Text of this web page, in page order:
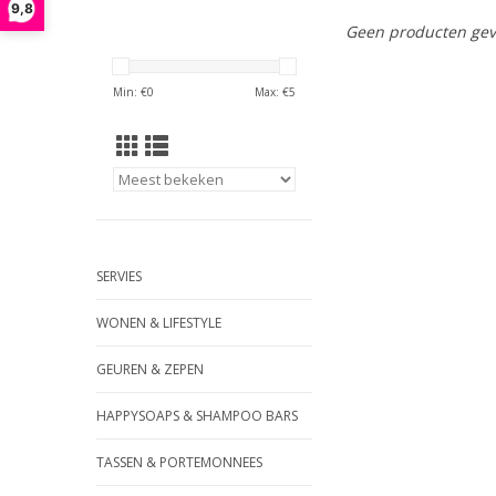
9,8
Min: €0 Max: €5
SERVIES
WONEN & LIFESTYLE
GEUREN & ZEPEN
HAPPYSOAPS & SHAMPOO BARS
TASSEN & PORTEMONNEES
Geen producten